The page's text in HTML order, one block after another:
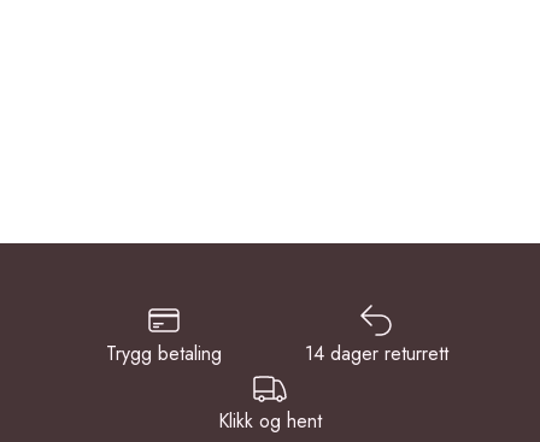
Trygg betaling 14 dager returrett
Klikk og hent